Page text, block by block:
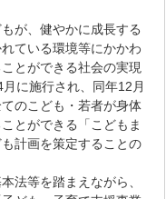
が、健やかに成長する
ている環境等にかかわ
とができる社会の実現
に施行され、同年12月
のこども・若者が身体
とができる「こどもま
計画を策定することの
法等を踏まえながら、